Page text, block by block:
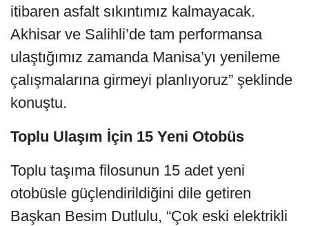
itibaren asfalt sıkıntımız kalmayacak.
Akhisar ve Salihli’de tam performansa
ulaştığımız zamanda Manisa’yı yenileme
çalışmalarına girmeyi planlıyoruz” şeklinde
konuştu.
Toplu Ulaşım İçin 15 Yeni Otobüs
Toplu taşıma filosunun 15 adet yeni
otobüsle güçlendirildiğini dile getiren
Başkan Besim Dutlulu, “Çok eski elektrikli